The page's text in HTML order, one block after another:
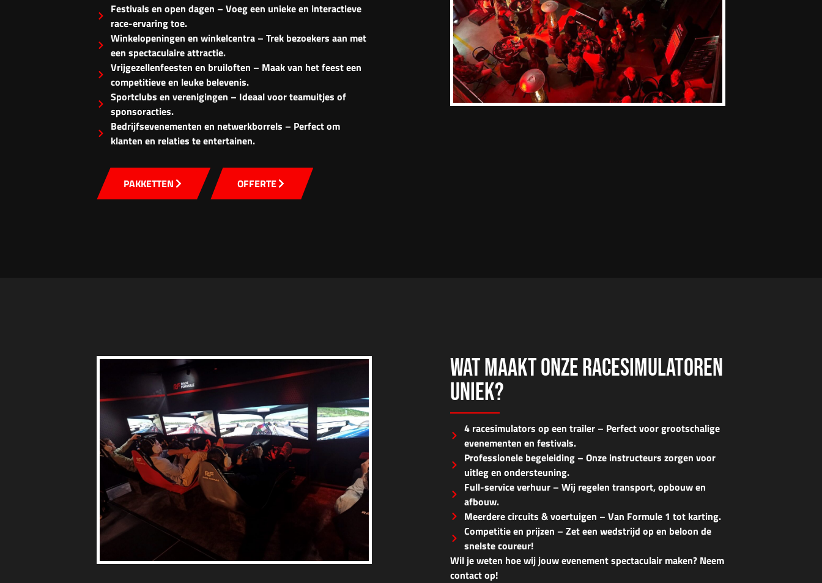
Festivals en open dagen – Voeg een unieke en interactieve
race-ervaring toe.
Winkelopeningen en winkelcentra – Trek bezoekers aan met
een spectaculaire attractie.
Vrijgezellenfeesten en bruiloften – Maak van het feest een
competitieve en leuke belevenis.
Sportclubs en verenigingen – Ideaal voor teamuitjes of
sponsoracties.
Bedrijfsevenementen en netwerkborrels – Perfect om
klanten en relaties te entertainen.
PAKKETTEN OFFERTE
WAT MAAKT ONZE RACESIMULATOREN
UNIEK?
4 racesimulators op een trailer – Perfect voor grootschalige
evenementen en festivals.
Professionele begeleiding – Onze instructeurs zorgen voor
uitleg en ondersteuning.
Full-service verhuur – Wij regelen transport, opbouw en
afbouw.
Meerdere circuits & voertuigen – Van Formule 1 tot karting.
Competitie en prijzen – Zet een wedstrijd op en beloon de
snelste coureur!
Wil je weten hoe wij jouw evenement spectaculair maken? Neem
contact op!